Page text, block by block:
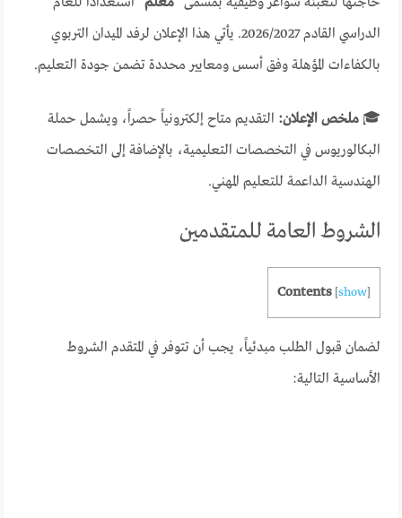
الدراسي القادم 2026/2027. يأتي هذا الإعلان لرفد الميدان التربوي
بالكفاءات المؤهلة وفق أسس ومعايير محددة تضمن جودة التعليم.
🎓ملخص الإعلان: التقديم متاح إلكترونياً حصراً، ويشمل حملة
البكالوريوس في التخصصات التعليمية، بالإضافة إلى التخصصات
الهندسية الداعمة للتعليم المهني.
الشروط العامة للمتقدمين
Contents [show]
لضمان قبول الطلب مبدئياً، يجب أن تتوفر في المتقدم الشروط
الأساسية التالية: